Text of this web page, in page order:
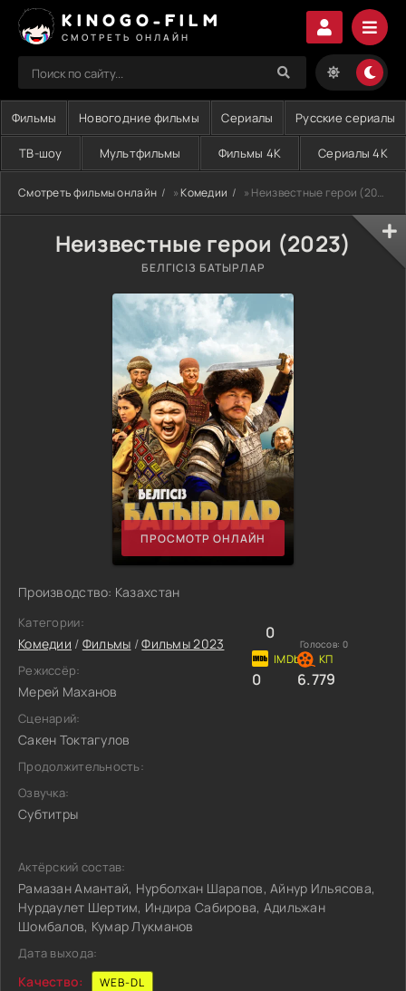
KINOGO-FILM
СМОТРЕТЬ ОНЛАЙН
Фильмы Новогодние фильмы Сериалы Русские сериалы
ТВ-шоу Мультфильмы Фильмы 4K Сериалы 4K
Смотреть фильмы онлайн »Комедии » Неизвестные герои (2023)
Неизвестные герои (2023)
БЕЛГІСІЗ БАТЫРЛАР
ПРОСМОТР ОНЛАЙН
Производство: Казахстан
Категории:
Комедии / Фильмы /Фильмы 2023
Режиссёр:
Мерей Маханов
Сценарий:
Сакен Токтагулов
Продолжительность:
Озвучка:
Субтитры
0
Голосов: 0
0 6.779
Актёрский состав:
Рамазан Амантай, Нурболхан Шарапов, Айнур Ильясова,
Нурдаулет Шертим, Индира Сабирова, Адильжан
Шомбалов, Кумар Лукманов
Дата выхода:
Качество: WEB-DL